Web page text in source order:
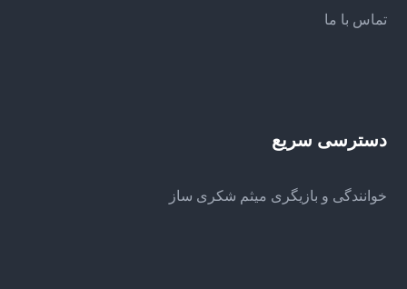
تماس با ما
دسترسی سریع
خوانندگی و بازیگری میثم شکری ساز